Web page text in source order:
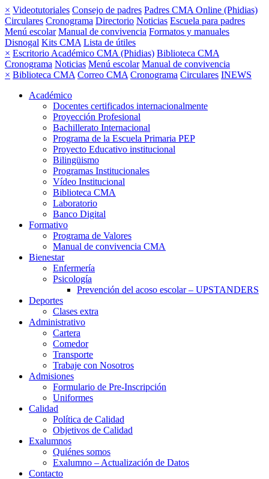
× Videotutoriales Consejo de padres Padres CMA Online (Phidias)
Circulares Cronograma Directorio Noticias Escuela para padres
Menú escolar Manual de convivencia Formatos y manuales
Disnogal Kits CMA Lista de útiles
× Escritorio Académico CMA (Phidias) Biblioteca CMA
Cronograma Noticias Menú escolar Manual de convivencia
× Biblioteca CMA Correo CMA Cronograma Circulares INEWS
Académico
Docentes certificados internacionalmente
Proyección Profesional
Bachillerato Internacional
Programa de la Escuela Primaria PEP
Proyecto Educativo institucional
Bilingüismo
Programas Institucionales
Vídeo Institucional
Biblioteca CMA
Laboratorio
Banco Digital
Formativo
Programa de Valores
Manual de convivencia CMA
Bienestar
Enfermería
Psicología
Prevención del acoso escolar – UPSTANDERS
Deportes
Clases extra
Administrativo
Cartera
Comedor
Transporte
Trabaje con Nosotros
Admisiones
Formulario de Pre-Inscripción
Uniformes
Calidad
Política de Calidad
Objetivos de Calidad
Exalumnos
Quiénes somos
Exalumno – Actualización de Datos
Contacto